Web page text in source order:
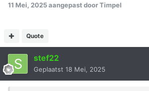
11 Mei, 2025aangepast door Timpel
Quote
stef22
Geplaatst 18 Mei, 2025